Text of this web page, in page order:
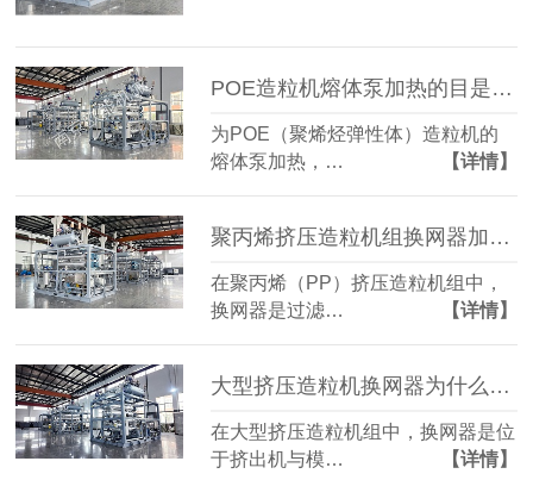
POE造粒机熔体泵加热的目是什么？
为POE（聚烯烃弹性体）造粒机的
熔体泵加热，…
【详情】
聚丙烯挤压造粒机组换网器加热方式？
在聚丙烯（PP）挤压造粒机组中，
换网器是过滤…
【详情】
大型挤压造粒机换网器为什么需要加热？
在大型挤压造粒机组中，换网器是位
于挤出机与模…
【详情】